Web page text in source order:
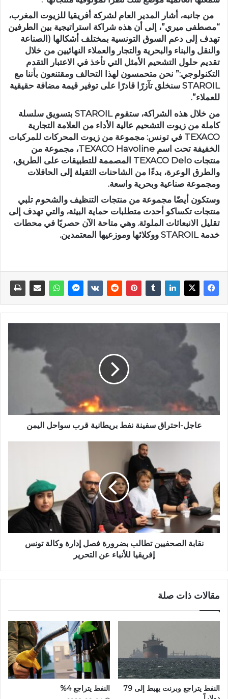
من جانبه، أشار المدير العام لشركة أفريقيا للزيوت المغرب،
“مصطفى ميري”، إلى أن هذه شراكة استراتيجية بين الطرفين
تهدف إلى دعم السوق التونسية بمختلف أشكالها (الصناعة
والنقل والبناء والبحرية والتجار والعملاء النهائيين من خلال
تقديم حلول التشحيم الأمثل التي تأخذ في الاعتبار التقدم
التكنولوجي:” نحن متحمسون لهذا التحالف ومقتنعون بأننا مع
STAROIL سنخلق تآزرًا قادرًا على توفير قيمة مضافة حقيقية
للعملاء”.
من خلال هذه الشراكة، ستقوم STAROIL بتسويق سلسلة
كاملة من زيوت التشحيم عالية الأداء من العلامة التجارية
TEXACO في تونس: مجموعة من زيوت المحركات للمركبات
الخفيفة تحت اسم TEXACO Havoline، مجموعة من
منتجات TEXACO Delo المصممة للتطبيقات على الطريق،
والطرق الوعرة، بدءًا من الشاحنات الثقيلة إلى الحافلات
ومجموعة صناعية وبحرية واسعة.
وستكون أيضًا مجموعة من منتجات التنظيف والشحوم تلبي
منتجات تكساكو أحدث متطلبات حماية البيئة، والتي تهدف إلى
تقليل الانبعاثات الملوثة. وهي متاحة الآن حصريًا في محطات
خدمة STAROIL ووكلائها وموزعيها المعتمدين.
عاجل-احتراق سفينة نفط بريطانية قرب سواحل اليمن
نقابة الصحفيين تطالب بضرورة فصل إدارة وكالة تونس
إفريقيا للأنباء عن التحرير
مقالات ذات صلة
النفط يتراجع وبرنت يهبط إلى 79
النفط يتراجع 4%